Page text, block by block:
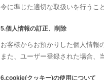
令に準じた適切な取扱いを行うこ
5.個人情報の訂正、削除
お客様からお預かりした個人情報
また、ユーザー登録された場合、
6.cookie(クッキー)の使用について